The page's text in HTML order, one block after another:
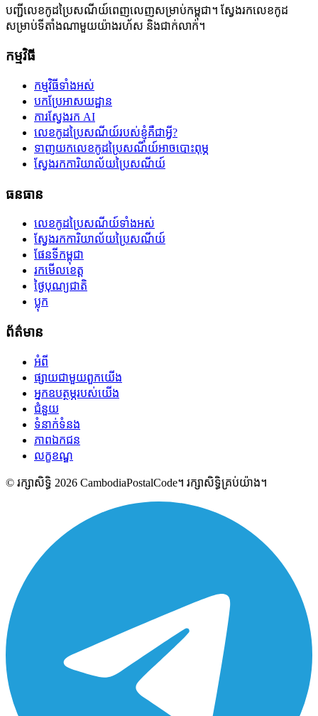
បញ្ជីលេខកូដប្រៃសណីយ៍ពេញលេញសម្រាប់កម្ពុជា។ ស្វែងរកលេខកូដ
សម្រាប់ទីតាំងណាមួយយ៉ាងរហ័ស និងជាក់លាក់។
កម្មវិធី
កម្មវិធីទាំងអស់
បកប្រែអាសយដ្ឋាន
ការស្វែងរក AI
លេខកូដប្រៃសណីយ៍របស់ខ្ញុំគឺជាអ្វី?
ទាញយកលេខកូដប្រៃសណីយ៍អាចបោះពុម្ភ
ស្វែងរកការិយាល័យប្រៃសណីយ៍
ធនធាន
លេខកូដប្រៃសណីយ៍ទាំងអស់
ស្វែងរកការិយាល័យប្រៃសណីយ៍
ផែនទីកម្ពុជា
រកមើលខេត្ត
ថ្ងៃបុណ្យជាតិ
ប្លុក
ព័ត៌មាន
អំពី
ផ្សាយជាមួយពួកយើង
អ្នកឧបត្ថម្ភរបស់យើង
ជំនួយ
ទំនាក់ទំនង
ភាពឯកជន
លក្ខខណ្ឌ
© រក្សាសិទ្ធិ 2026 CambodiaPostalCode។ រក្សាសិទ្ធិគ្រប់យ៉ាង។